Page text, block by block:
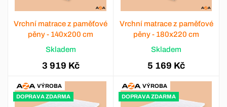
Vrchní matrace z paměťové
pěny - 140x200 cm
Skladem
3 919 Kč
Vrchní matrace z paměťové
pěny - 180x220 cm
Skladem
5 169 Kč
VÝROBA
DOPRAVA ZDARMA
VÝROBA
DOPRAVA ZDARMA